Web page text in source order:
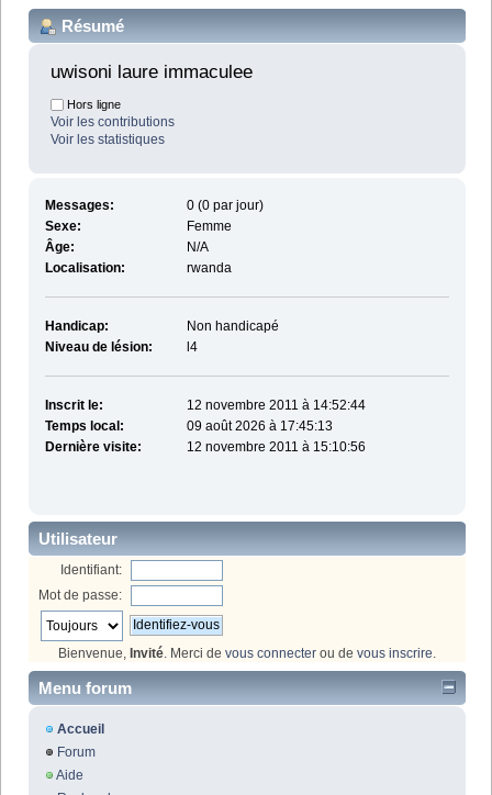
Résumé
uwisoni laure immaculee
Hors ligne
Voir les contributions
Voir les statistiques
Messages:
0 (0 par jour)
Sexe:
Femme
Âge:
N/A
Localisation:
rwanda
Handicap:
Non handicapé
Niveau de lésion:
l4
Inscrit le:
12 novembre 2011 à 14:52:44
Temps local:
09 août 2026 à 17:45:13
Dernière visite:
12 novembre 2011 à 15:10:56
Utilisateur
Identifiant:
Mot de passe:
Bienvenue, Invité . Merci de vous connecter ou de vous inscrire
Menu forum
Accueil
Forum
Aide